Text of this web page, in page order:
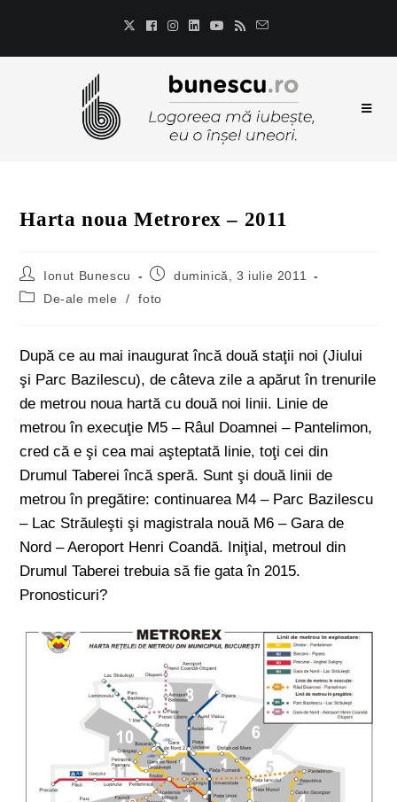
Harta noua Metrorex – 2011
Ionut Bunescu
duminică, 3 iulie 2011
De-ale mele
/ foto
După ce au mai inaugurat încă două staţii noi (Jiului
şi Parc Bazilescu), de câteva zile a apărut în trenurile
de metrou noua hartă cu două noi linii. Linie de
metrou în execuţie M5 – Râul Doamnei – Pantelimon,
cred că e şi cea mai aşteptată linie, toţi cei din
Drumul Taberei încă speră. Sunt şi două linii de
metrou în pregătire: continuarea M4 – Parc Bazilescu
– Lac Străuleşti şi magistrala nouă M6 – Gara de
Nord – Aeroport Henri Coandă. Iniţial, metroul din
Drumul Taberei trebuia să fie gata în 2015.
Pronosticuri?